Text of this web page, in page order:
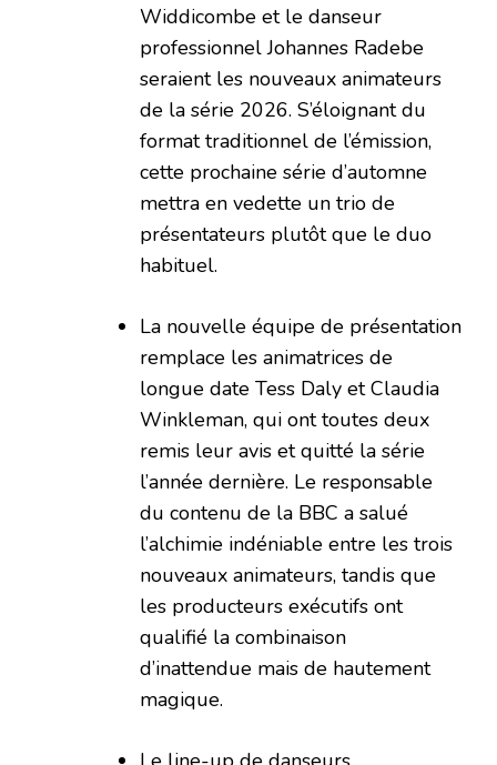
Widdicombe et le danseur
professionnel Johannes Radebe
seraient les nouveaux animateurs
de la série 2026. S’éloignant du
format traditionnel de l’émission,
cette prochaine série d’automne
mettra en vedette un trio de
présentateurs plutôt que le duo
habituel.
La nouvelle équipe de présentation
remplace les animatrices de
longue date Tess Daly et Claudia
Winkleman, qui ont toutes deux
remis leur avis et quitté la série
l’année dernière. Le responsable
du contenu de la BBC a salué
l’alchimie indéniable entre les trois
nouveaux animateurs, tandis que
les producteurs exécutifs ont
qualifié la combinaison
d’inattendue mais de hautement
magique.